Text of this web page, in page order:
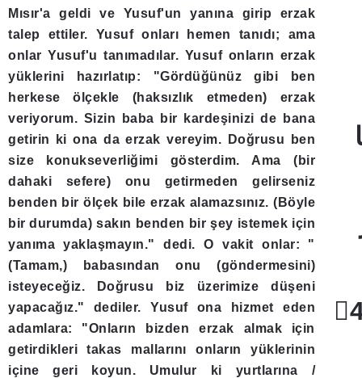
Mısır'a geldi ve Yusuf'un yanına girip erzak
talep ettiler. Yusuf onları hemen tanıdı; ama
onlar Yusuf'u tanımadılar. Yusuf onların erzak
yüklerini hazırlatıp: "Gördüğünüz gibi ben
herkese ölçekle (haksızlık etmeden) erzak
veriyorum. Sizin baba bir kardeşinizi de bana
getirin ki ona da erzak vereyim. Doğrusu ben
size konukseverliğimi gösterdim. Ama (bir
dahaki sefere) onu getirmeden gelirseniz
benden bir ölçek bile erzak alamazsınız. (Böyle
bir durumda) sakın benden bir şey istemek için
yanıma yaklaşmayın." dedi. O vakit onlar: "
(Tamam,) babasından onu (göndermesini)
isteyeceğiz. Doğrusu biz üzerimize düşeni
yapacağız." dediler. Yusuf ona hizmet eden
adamlara: "Onların bizden erzak almak için
getirdikleri takas mallarını onların yüklerinin
içine geri koyun. Umulur ki yurtlarına /